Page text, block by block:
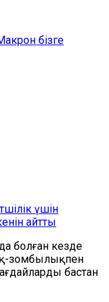
бізге
үшін
айтты
болған кезде
зомбылықпен
бастан